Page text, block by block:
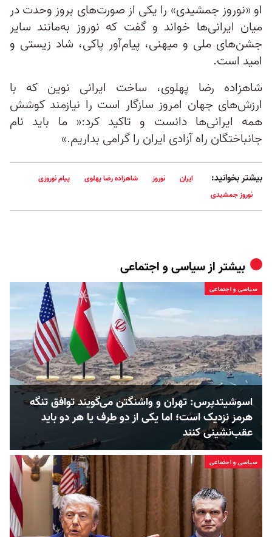
او «نوروز جمشیدی» را یکی از صورت‌های بروز وحدت در
میان ایرانی‌ها خواند و گفت که نوروز به‌مانند سایر
جشن‌های ملی و میهنی، پیام‌آور پاکی، شاد زیستی و
امید است.
شاهزاده رضا پهلوی، ساخت ایرانی نوین که با
ارزش‌های جهان امروز سازگار است را نیازمند کوشش
همه ایرانی‌ها دانست و تاکید کرد:« ما باید نام
جانباختگان راه آزادی ایران را گرامی بداریم.»
بیشتر بخوانید: ایران نوروز شاهزاده رضا پهلوی
پیام نوروزی
نوروز جمشیدی
بیشتر ازسیاسی و اجتماعی
سیاسی و اجتماعی
اسوشیتدپرس: تهران و واشنگتن می‌گویند توافق تنگه
هرمز نزدیک است؛ اما یکی از دو طرف یا هر دو باید
عقب‌نشینی کنند
سیاسی و اجتماعی